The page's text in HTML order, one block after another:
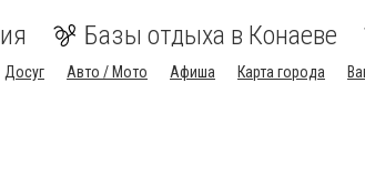
Базы отдыха в Конаеве
Досуг Авто / Мото Афиша Карта города